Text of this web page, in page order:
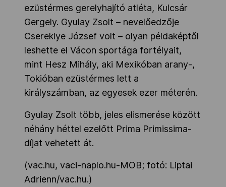
ezüstérmes gerelyhajító atléta, Kulcsár
Gergely. Gyulay Zsolt – nevelőedzője
Csereklye József volt – olyan példaképtől
leshette el Vácon sportága fortélyait,
mint Hesz Mihály, aki Mexikóban arany-,
Tokióban ezüstérmes lett a
királyszámban, az egyesek ezer méterén.
Gyulay Zsolt több, jeles elismerése között
néhány héttel ezelőtt Prima Primissima-
díjat vehetett át.
(vac.hu, vaci-naplo.hu-MOB; fotó: Liptai
Adrienn/vac.hu.)